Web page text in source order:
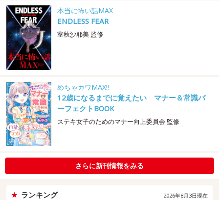
本当に怖い話MAX
ENDLESS FEAR
室秋沙耶美 監修
めちゃカワMAX!!
12歳になるまでに覚えたい マナー＆常識パ
ーフェクトBOOK
ステキ女子のためのマナー向上委員会 監修
さらに新刊情報をみる
ランキング 2026年8月3日現在